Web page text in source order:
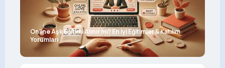
Online Aşk Eğitimi Alınır mı? En İyi Eğitimler & Katılım
Yorumları